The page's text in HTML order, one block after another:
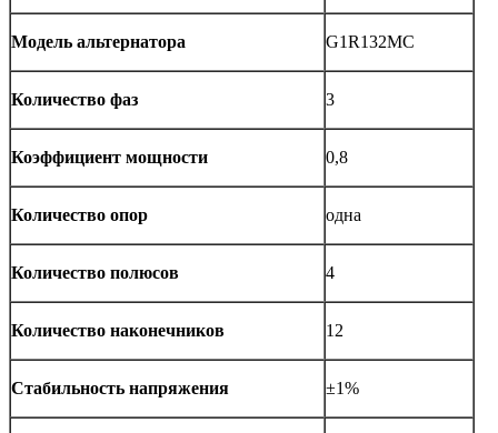
Модель альтернатора G1R132MC
Количество фаз 3
Коэффициент мощности 0,8
Количество опор одна
Количество полюсов 4
Количество наконечников 12
Стабильность напряжения ±1%